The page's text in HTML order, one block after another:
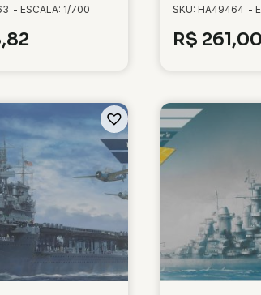
- ESCALA: 1/700 SKU: HA49464 -
R$ 261,00